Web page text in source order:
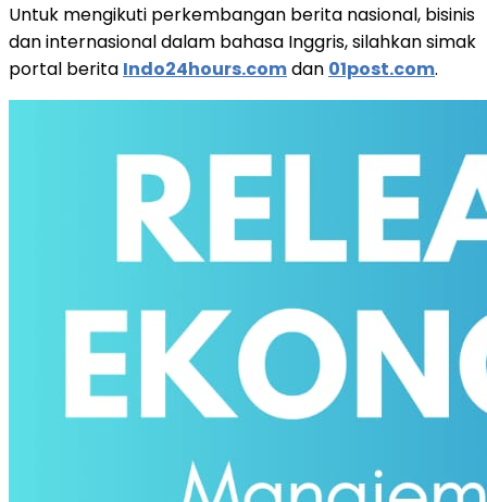
Untuk mengikuti perkembangan berita nasional, bisinis
dan internasional dalam bahasa Inggris, silahkan simak
portal berita Indo24hours.comdan 01post.com.